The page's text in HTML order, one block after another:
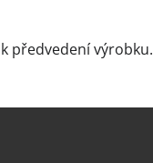
předvedení výrobku.